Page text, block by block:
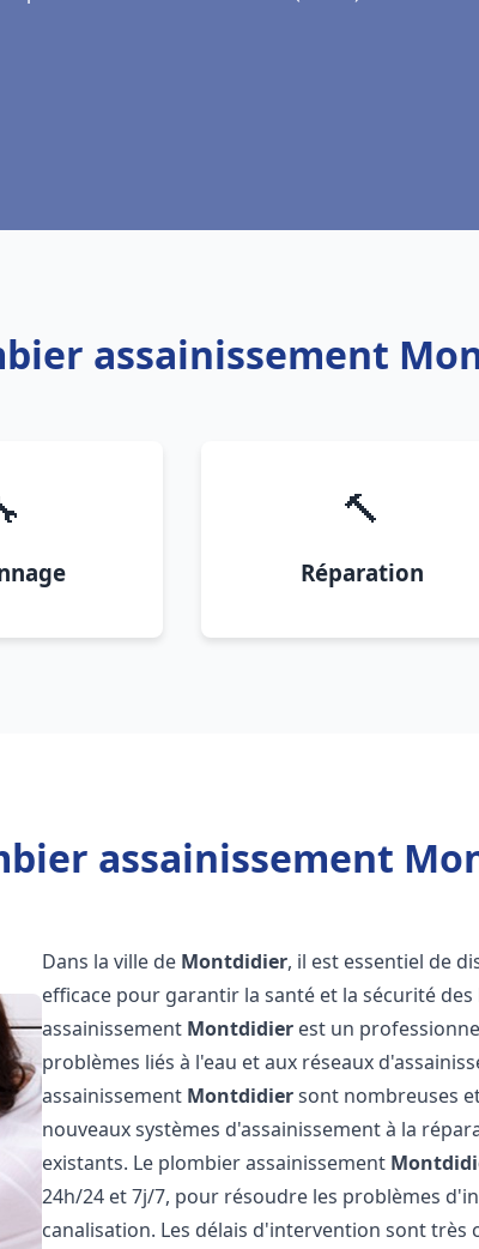
assainissement
🔨
Réparation
assainissement
Dans la ville de Montdidier, il est essentiel de
efficace pour garantir la santé et la sécurité
assainissement Montdidier est un
problèmes liés à l'eau et aux réseaux
assainissement Montdidiersont nombreuses
nouveaux systèmes d'assainissement à la
existants. Le plombier assainissement
24h/24 et 7j/7, pour résoudre les problèmes
canalisation. Les délais d'intervention sont